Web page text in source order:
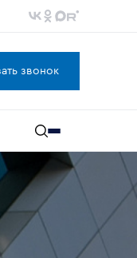
звонок